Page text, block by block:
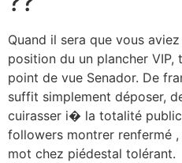
Quand il sera que vous
position du un plancher VIP,
point de vue Senador. De
suffit simplement déposer,
cuirasser i� la totalité
followers montrer
mot chez piédestal tolérant.